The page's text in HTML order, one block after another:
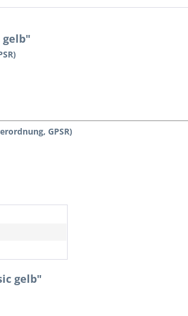
gelb"
GPSR)
gelb"